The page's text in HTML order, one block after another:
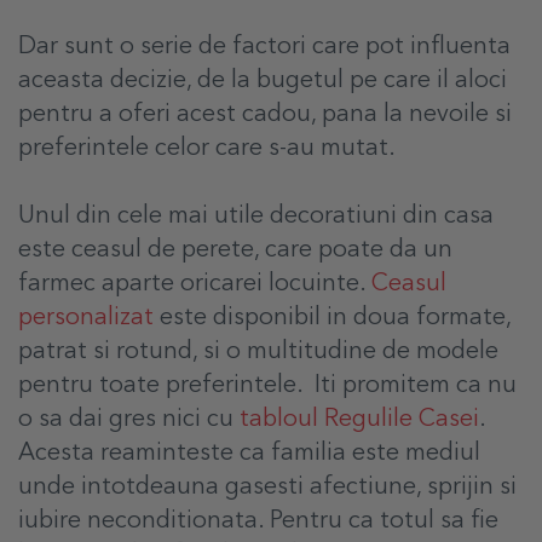
Dar sunt o serie de factori care pot influenta
aceasta decizie, de la bugetul pe care il aloci
pentru a oferi acest cadou, pana la nevoile si
preferintele celor care s-au mutat.
Unul din cele mai utile decoratiuni din casa
este ceasul de perete, care poate da un
farmec aparte oricarei locuinte. Ceasul
personalizat este disponibil in doua formate,
patrat si rotund, si o multitudine de modele
pentru toate preferintele. Iti promitem ca nu
o sa dai gres nici cu tabloul Regulile Casei .
Acesta reaminteste ca familia este mediul
unde intotdeauna gasesti afectiune, sprijin si
iubire neconditionata. Pentru ca totul sa fie